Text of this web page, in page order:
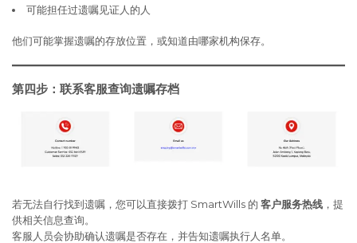
可能担任过遗嘱见证人的人
他们可能掌握遗嘱的存放位置，或知道由哪家机构保存。
第四步：联系客服查询遗嘱存档
若无法自行找到遗嘱，您可以直接拨打 SmartWills 的 客户服务热线 ，提
供相关信息查询。
客服人员会协助确认遗嘱是否存在，并告知遗嘱执行人名单。